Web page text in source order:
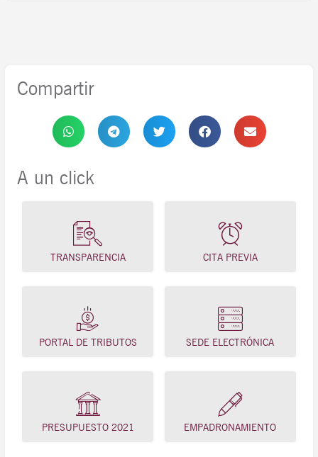
Compartir
A un click
TRANSPARENCIA CITA PREVIA
PORTAL DE TRIBUTOS SEDE ELECTRÓNICA
PRESUPUESTO 2021 EMPADRONAMIENTO